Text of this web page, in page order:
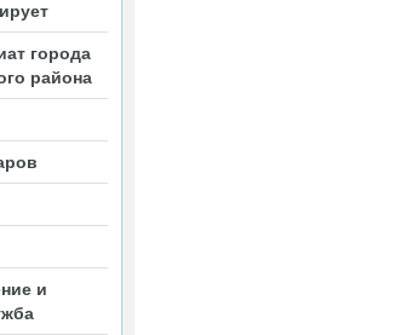
города
района
и